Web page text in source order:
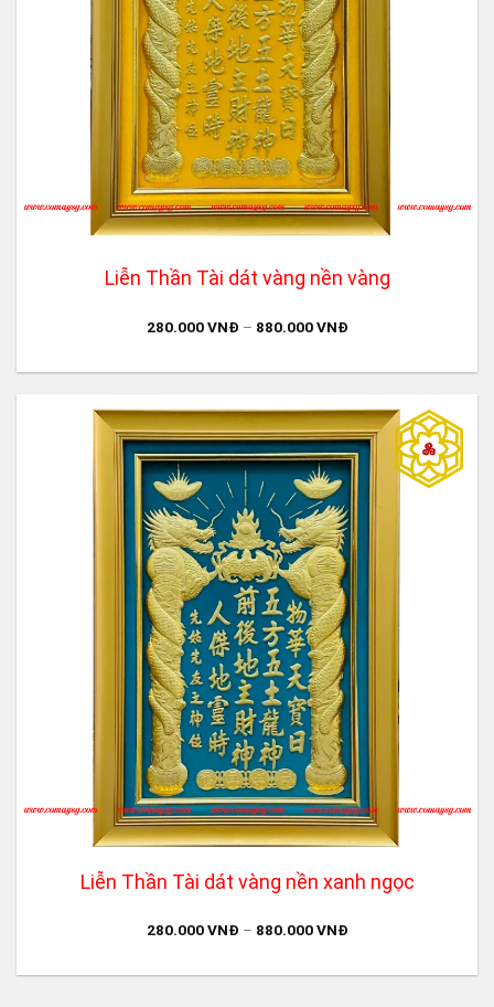
Liễn Thần Tài dát vàng nền vàng
280.000VNĐ – 880.000VNĐ
Liễn Thần Tài dát vàng nền xanh ngọc
280.000VNĐ – 880.000VNĐ